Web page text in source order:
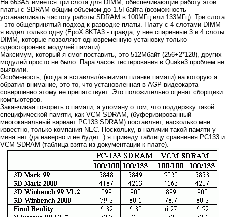
На 663AS имеется три слота для DIMM, обеспечивающие работу этой
платы с SDRAM общим объемом до 1.5Гбайта (возможность
устанавливать частоту работы SDRAM в 100МГц или 133МГц). Три слота
- это общепринятый подход к разводке платы. Плату с 4 слотами DIMM
я видел только одну (EpoX 8KTA3 - правда, у нее спаренные 3 и 4 слоты
DIMM, которые позволяют одновременную установку только
односторонних модулей памяти).
Максимум, который я смог поставить, это 512Мбайт (256+2*128), других
модулей просто не было. Пара часов тестирования в Quake3 проблем не
выявили.
Особенность, (когда я вставлял/вынимал планки памяти) на которую я
обратил внимание, это то, что установленная в AGP видеокарта
совершенно этому не препятствует. Это положительно оценят сборщики
компьютеров.
Заканчивая говорить о памяти, я упомяну о том, что поддержку такой
специфической памяти, как VCM SDRAM, (буферизированный
многоканальный вариант PC133 SDRAM) поставляет, насколько мне
известно, только компания NEC. Поскольку, в наличии такой памяти у
меня нет (да наверно и не будет :) я приведу таблицу сравнения PC133 и
VCM SDRAM (таблица взята из документации к плате).